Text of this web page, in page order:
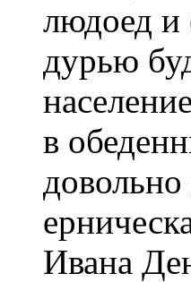
людоед и
дурью
в
Ивана